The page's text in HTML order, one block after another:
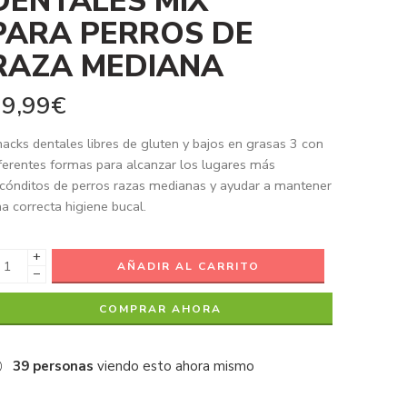
PERROS DE
MEDIANA
€
dentales libres de gluten y bajos en grasas 3 con
formas para alcanzar los lugares más
de perros razas medianas y ayudar a mantener
correcta higiene bucal.
+
−
AÑADIR AL CARRITO
COMPRAR AHORA
39 personas viendo esto ahora mismo